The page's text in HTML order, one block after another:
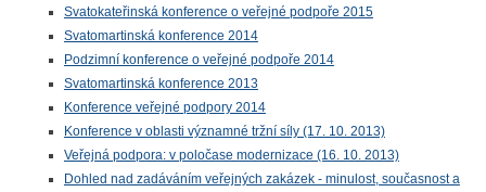
Svatokateřinská konference o veřejné podpoře 2015
Svatomartinská konference 2014
Podzimní konference o veřejné podpoře 2014
Svatomartinská konference 2013
Konference veřejné podpory 2014
Konference v oblasti významné tržní síly (17. 10. 2013)
Veřejná podpora: v poločase modernizace (16. 10. 2013)
Dohled nad zadáváním veřejných zakázek - minulost, současnost a